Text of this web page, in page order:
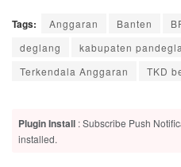
Tags: Anggaran Banten
deglang
kabupaten
Terkendala Anggaran
TKD
Plugin Install : Subscribe Push
installed.